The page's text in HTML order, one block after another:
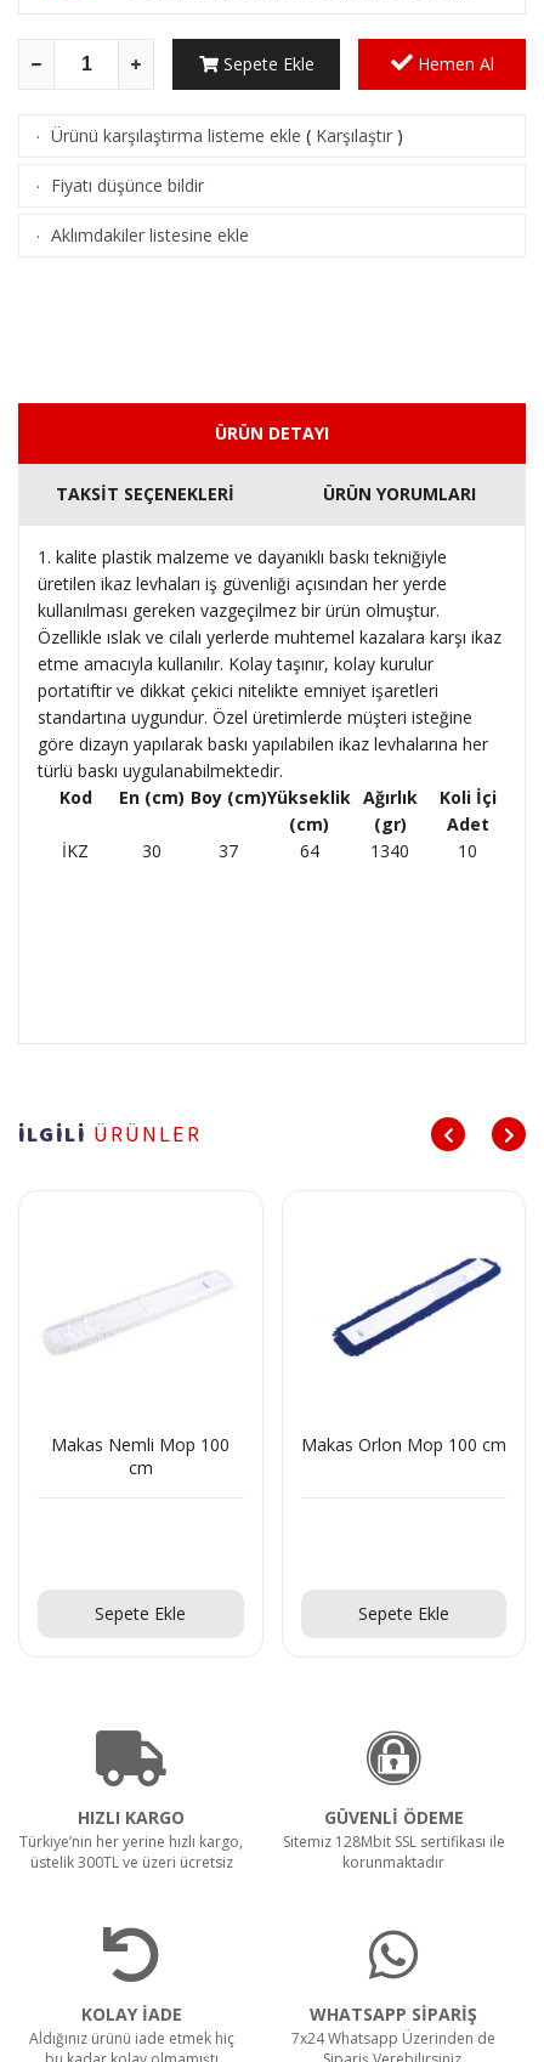
Sepete Ekle Hemen Al
· Ürünü karşılaştırma listeme ekle ( Karşılaştır )
· Fiyatı düşünce bildir
· Aklımdakiler listesine ekle
ÜRÜN DETAYI
TAKSİT SEÇENEKLERİ ÜRÜN YORUMLARI
1. kalite plastik malzeme ve dayanıklı baskı tekniğiyle
üretilen ikaz levhaları iş güvenliği açısından her yerde
kullanılması gereken vazgeçilmez bir ürün olmuştur.
Özellikle ıslak ve cilalı yerlerde muhtemel kazalara karşı ikaz
etme amacıyla kullanılır. Kolay taşınır, kolay kurulur
portatiftir ve dikkat çekici nitelikte emniyet işaretleri
standartına uygundur. Özel üretimlerde müşteri isteğine
göre dizayn yapılarak baskı yapılabilen ikaz levhalarına her
türlü baskı uygulanabilmektedir.
Kod
En (cm) Boy (cm)Yükseklik
(cm)
Ağırlık
(gr)
Koli İçi
Adet
İKZ
30 37 64 1340 10
İLGİLİ ÜRÜNLER
Makas Nemli Mop 100
cm
Sepete Ekle
Makas Orlon Mop 100 cm
Sepete Ekle
HIZLI KARGO
Türkiye’nin her yerine hızlı kargo,
üstelik 300TL ve üzeri ücretsiz
GÜVENLİ ÖDEME
Sitemiz 128Mbit SSL sertifikası ile
korunmaktadır
KOLAY İADE
Aldığınız ürünü iade etmek hiç
WHATSAPP SİPARİŞ
7x24 Whatsapp Üzerinden de